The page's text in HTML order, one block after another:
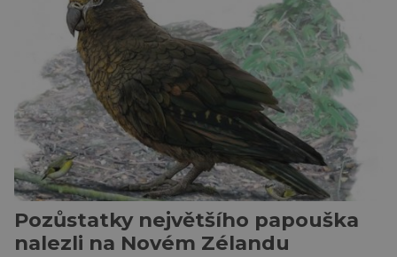
chemických prvků. Celá oblast je místem zrodu
nových hvězd. Mimořádné rozlišení tohoto
záběru pořízeného pomocí přehlídkového
teleskopu ESO/VST odhaluje detaily
jednotlivých astronomických objektů, […]
Pozůstatky největšího papouška
nalezli na Novém Zélandu